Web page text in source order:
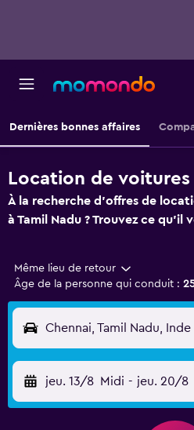
Dernières bonnes affaires
Location de voitures
À la recherche d'offres de
à Tamil Nadu ? Trouvez ce qu'il
Même lieu de retour
Âge de la personne qui conduit :
Chennai, Tamil Nadu, Inde
jeu. 13/8 Midi - jeu. 20/8